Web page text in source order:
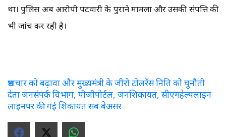
था। पुलिस अब आरोपी पटवारी के पुराने मामलों और उसकी संपत्ति की
भी जांच कर रही है।
भ्रष्टाचार को बढ़ावा और मुख्यमंत्री के जीरो टोलरेंस निति को चुनौती
देता जनसंपर्क विभाग, पीजीपोर्टल, जनशिकायत, सीएमहेल्पलाइन
लाइनपर की गई शिकायत सब बेअसर